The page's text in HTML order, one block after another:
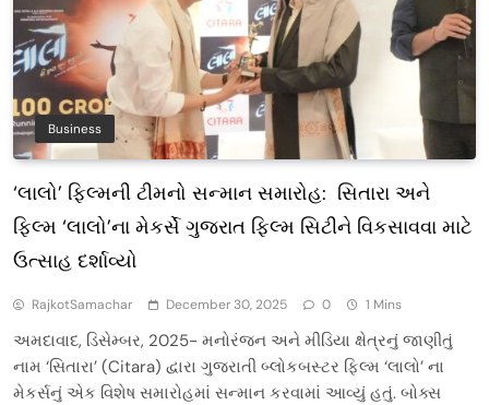
Business
‘લાલો’ ફિલ્મની ટીમનો સન્માન સમારોહ: સિતારા અને
ફિલ્મ ‘લાલો’ના મેકર્સે ગુજરાત ફિલ્મ સિટીને વિકસાવવા માટે
ઉત્સાહ દર્શાવ્યો
RajkotSamachar December 30, 2025 0 1 Mins
અમદાવાદ, ડિસેમ્બર, 2025- મનોરંજન અને મીડિયા ક્ષેત્રનું જાણીતું
નામ ‘સિતારા’ (Citara) દ્વારા ગુજરાતી બ્લોકબસ્ટર ફિલ્મ ‘લાલો’ ના
મેકર્સનું એક વિશેષ સમારોહમાં સન્માન કરવામાં આવ્યું હતું. બોક્સ